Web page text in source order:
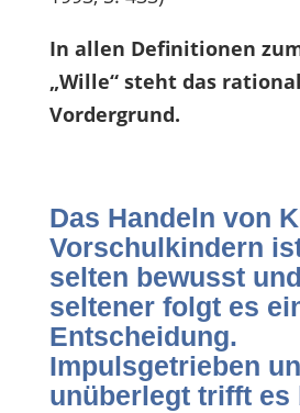
In allen Definitionen
„Wille“ steht das
Vordergrund.
Das Handeln von
Vorschulkindern
selten bewusst
seltener folgt es
Entscheidung.
Impulsgetrieben
unüberlegt trifft es